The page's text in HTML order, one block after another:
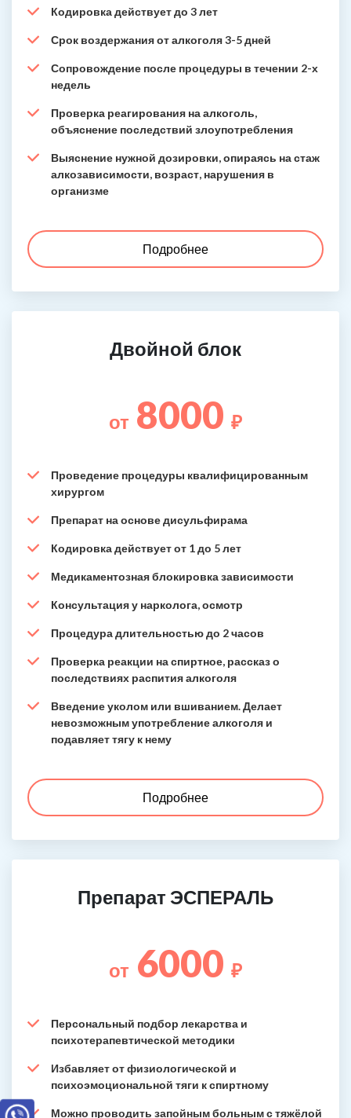
Кодировка действует до 3 лет
Срок воздержания от алкоголя 3-5 дней
Сопровождение после процедуры в течении 2-х
недель
Проверка реагирования на алкоголь,
объяснение последствий злоупотребления
Выяснение нужной дозировки, опираясь на стаж
алкозависимости, возраст, нарушения в
организме
Подробнее
Двойной блок
от 8000 ₽
Проведение процедуры квалифицированным
хирургом
Препарат на основе дисульфирама
Кодировка действует от 1 до 5 лет
Медикаментозная блокировка зависимости
Консультация у нарколога, осмотр
Процедура длительностью до 2 часов
Проверка реакции на спиртное, рассказ о
последствиях распития алкоголя
Введение уколом или вшиванием. Делает
невозможным употребление алкоголя и
подавляет тягу к нему
Подробнее
Препарат ЭСПЕРАЛЬ
от 6000 ₽
Персональный подбор лекарства и
психотерапевтической методики
Избавляет от физиологической и
психоэмоциональной тяги к спиртному
Можно проводить запойным больным с тяжёлой